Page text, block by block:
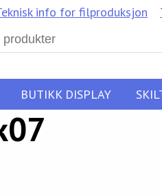
info for filproduksjon
BUTIKK DISPLAY